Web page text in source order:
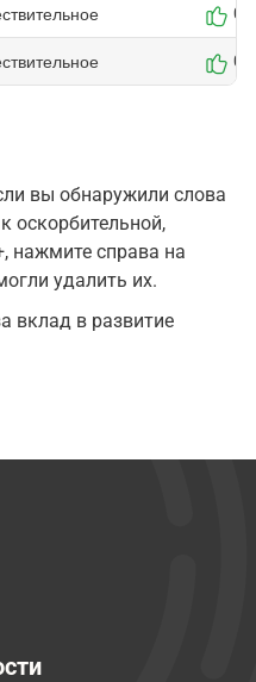
0
0
вы обнаружили слова
оскорбительной,
нажмите справа на
удалить их.
вклад в развитие